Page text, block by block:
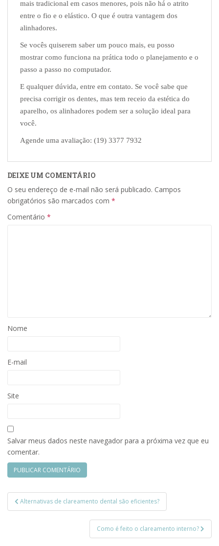
mais tradicional em casos menores, pois não há o atrito
entre o fio e o elástico. O que é outra vantagem dos
alinhadores.
Se vocês quiserem saber um pouco mais, eu posso
mostrar como funciona na prática todo o planejamento e o
passo a passo no computador.
E qualquer dúvida, entre em contato. Se você sabe que
precisa corrigir os dentes, mas tem receio da estética do
aparelho, os alinhadores podem ser a solução ideal para
você.
Agende uma avaliação: (19) 3377 7932
DEIXE UM COMENTÁRIO
O seu endereço de e-mail não será publicado. Campos
obrigatórios são marcados com *
Comentário *
Nome
E-mail
Site
Salvar meus dados neste navegador para a próxima vez que eu
comentar.
Navegação
de
Alternativas de clareamento dental são eficientes?
Como é feito o clareamento interno?